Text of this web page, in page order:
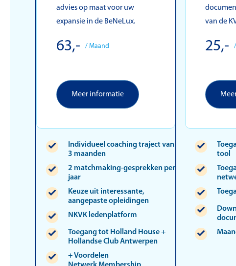
advies op maat voor uw
expansie in de BeNeLux.
63,- / Maand
Meer informatie
Individueel coaching traject van
3 maanden
2 matchmaking-gesprekken per
jaar
Keuze uit interessante,
aangepaste opleidingen
NKVK ledenplatform
Toegang tot Holland House +
Hollandse Club Antwerpen
+ Voordelen
van de
25,-
tool